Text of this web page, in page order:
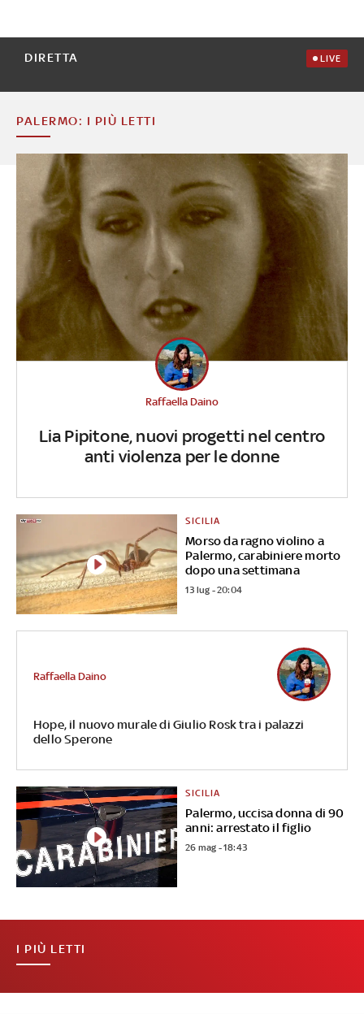
DIRETTA LIVE
PALERMO: I PIÙ LETTI
Lia Pipitone, nuovi progetti nel centro
anti violenza per le donne
Raffaella Daino
Morso da ragno violino a
Palermo, carabiniere morto
dopo una settimana
SICILIA
13 lug - 20:04
Hope, il nuovo murale di Giulio Rosk tra i palazzi
dello Sperone
Raffaella Daino
Palermo, uccisa donna di 90
anni: arrestato il figlio
SICILIA
26 mag - 18:43
I PIÙ LETTI